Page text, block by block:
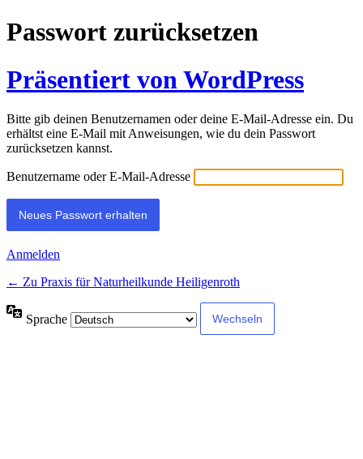
Passwort zurücksetzen
Präsentiert von WordPress
Bitte gib deinen Benutzernamen oder deine E-Mail-Adresse ein. Du
erhältst eine E-Mail mit Anweisungen, wie du dein Passwort
zurücksetzen kannst.
Benutzername oder E-Mail-Adresse
Anmelden
← Zu Praxis für Naturheilkunde Heiligenroth
Sprache